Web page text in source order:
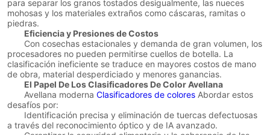
para separar los granos tostados desigualmente, las nueces
mohosas y los materiales extraños como cáscaras, ramitas o
piedras.
Eficiencia y Presiones de Costos
Con cosechas estacionales y demanda de gran volumen, los
procesadores no pueden permitirse cuellos de botella. La
clasificación ineficiente se traduce en mayores costos de mano
de obra, material desperdiciado y menores ganancias.
El Papel De Los Clasificadores De Color Avellana
Avellana modernaClasificadores de colores Abordar estos
desafíos por:
Identificación precisa y eliminación de tuercas defectuosas
a través del reconocimiento óptico y de IA avanzado.